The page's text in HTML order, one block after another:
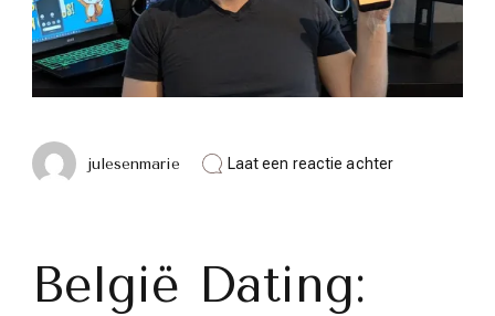
julesenmarie Laat een reactie achterop
België Dating: